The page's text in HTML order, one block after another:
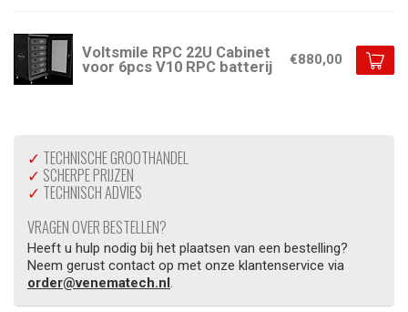
Voltsmile RPC 22U Cabinet
voor 6pcs V10 RPC batterij
€880,00
✓ TECHNISCHE GROOTHANDEL
✓ SCHERPE PRIJZEN
✓ TECHNISCH ADVIES
VRAGEN OVER BESTELLEN?
Heeft u hulp nodig bij het plaatsen van een bestelling?
Neem gerust contact op met onze klantenservice via
order@venematech.nl.